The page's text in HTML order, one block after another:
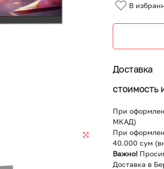
В
Доставка
СТОИМОСТЬ
При
МКАД)
При
40.000 сум
Важно!
Доставка в